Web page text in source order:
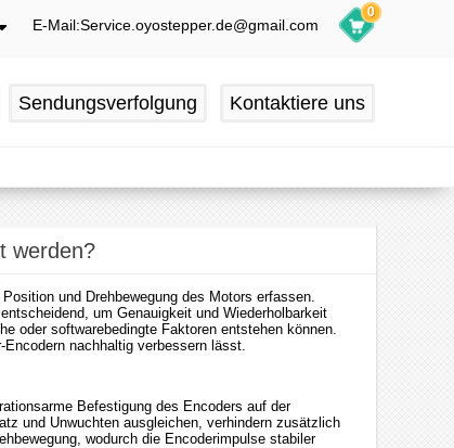
E-Mail:Service.oyostepper.de@gmail.com
0
Sendungsverfolgung Kontaktiere uns
werden?
und Drehbewegung des Motors erfassen.
um Genauigkeit und Wiederholbarkeit
oder softwarebedingte Faktoren entstehen können.
nachhaltig verbessern lässt.
Befestigung des Encoders auf der
und Unwuchten ausgleichen, verhindern zusätzlich
wodurch die Encoderimpulse stabiler